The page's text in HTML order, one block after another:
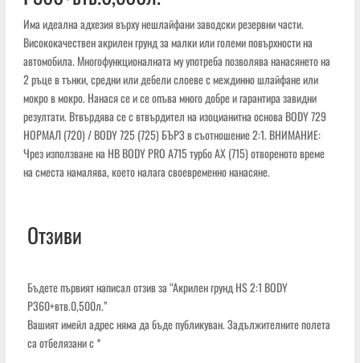
Има идеална адхезия върху нешлайфани заводски резервни части.
Висококачествен акрилен грунд за малки или големи повърхности на
автомобила. Многофункционалната му употреба позволява нанасянето на
2 ръце в тънки, средни или дебели слоеве с междинно шлайфане или
мокро в мокро. Нанася се и се опъва много добре и гарантира завидни
резултати. Втвърдява се с втвърдител на изоцианитна основа BODY 729
НОРМАЛ (720) / BODY 725 (725) БЪРЗ в съотношение 2:1. ВНИМАНИЕ:
Чрез използване на HB BODY PRO A715 турбо AX (715) отвореното време
на сместа намалява, което налага своевременно нанасяне.
Отзиви
Бъдете първият написал отзив за “Акрилен грунд HS 2:1 BODY
P360+втв.0,500л.”
Вашият имейл адрес няма да бъде публикуван.Задължителните полета
са отбелязани с*